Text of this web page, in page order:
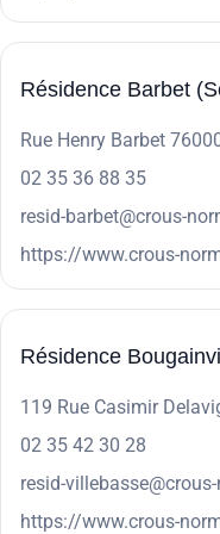
Résidence Barbet
Rue Henry Barbet
02 35 36 88 35
resid-barbet@crous-
https://www.crous-
Résidence
119 Rue Casimir
02 35 42 30 28
resid-
https://www.crous-